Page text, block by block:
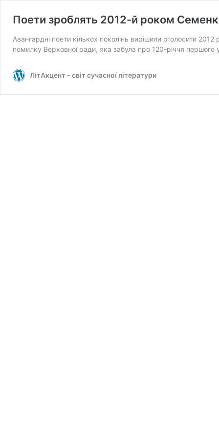
Поети зроблять 2012-й роком
Авангардні поети кількох поколінь вирішили оголосити
помилку Верховної ради, яка забула про 120-річчя першого
ЛітАкцент - світ сучасної літератури